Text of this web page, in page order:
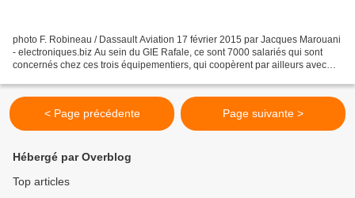
photo F. Robineau / Dassault Aviation 17 février 2015 par Jacques Marouani
- electroniques.biz Au sein du GIE Rafale, ce sont 7000 salariés qui sont
concernés chez ces trois équipementiers, qui coopèrent par ailleurs avec
< Page précédente Page suivante >
Hébergé par Overblog
Top articles